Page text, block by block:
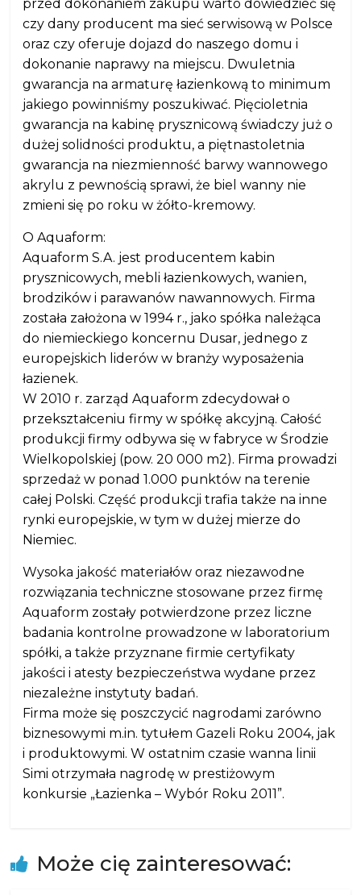
przed dokonaniem zakupu warto dowiedzieć się
czy dany producent ma sieć serwisową w Polsce
oraz czy oferuje dojazd do naszego domu i
dokonanie naprawy na miejscu. Dwuletnia
gwarancja na armaturę łazienkową to minimum
jakiego powinniśmy poszukiwać. Pięcioletnia
gwarancja na kabinę prysznicową świadczy już o
dużej solidności produktu, a piętnastoletnia
gwarancja na niezmienność barwy wannowego
akrylu z pewnością sprawi, że biel wanny nie
zmieni się po roku w żółto-kremowy.
O Aquaform:
Aquaform S.A. jest producentem kabin
prysznicowych, mebli łazienkowych, wanien,
brodzików i parawanów nawannowych. Firma
została założona w 1994 r., jako spółka należąca
do niemieckiego koncernu Dusar, jednego z
europejskich liderów w branży wyposażenia
łazienek.
W 2010 r. zarząd Aquaform zdecydował o
przekształceniu firmy w spółkę akcyjną. Całość
produkcji firmy odbywa się w fabryce w Środzie
Wielkopolskiej (pow. 20 000 m2). Firma prowadzi
sprzedaż w ponad 1.000 punktów na terenie
całej Polski. Część produkcji trafia także na inne
rynki europejskie, w tym w dużej mierze do
Niemiec.
Wysoka jakość materiałów oraz niezawodne
rozwiązania techniczne stosowane przez firmę
Aquaform zostały potwierdzone przez liczne
badania kontrolne prowadzone w laboratorium
spółki, a także przyznane firmie certyfikaty
jakości i atesty bezpieczeństwa wydane przez
niezależne instytuty badań.
Firma może się poszczycić nagrodami zarówno
biznesowymi m.in. tytułem Gazeli Roku 2004, jak
i produktowymi. W ostatnim czasie wanna linii
Simi otrzymała nagrodę w prestiżowym
konkursie „Łazienka – Wybór Roku 2011”.
Może cię zainteresować: